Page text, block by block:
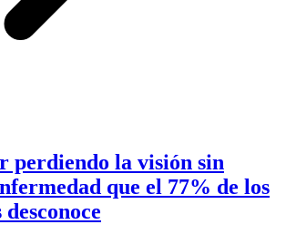
perdiendo la visión sin
que el 77% de los